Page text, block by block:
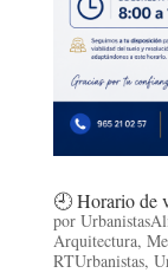
🕘 Horario de
por
Arquitectura,
RTUrbanistas,